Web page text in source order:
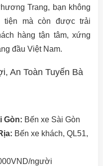
Trang, bạn không
tiện mà còn được trải
hàng tận tâm, xứng
đầu Việt Nam.
An Toàn Tuyến Bà
Gòn: Bến xe Sài Gòn
Bến xe khách, QL51,
người